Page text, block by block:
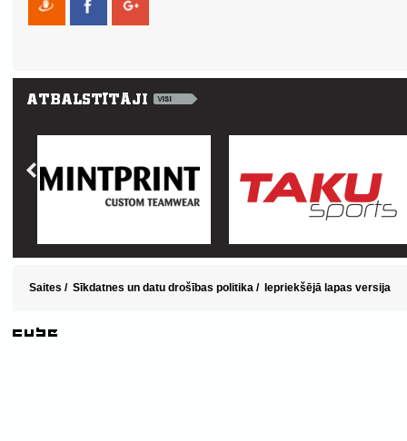
Saites / Sīkdatnes un datu drošības politika / Iepriekšējā lapas versija